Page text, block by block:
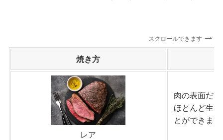
スクロールできます
焼き方
レア
肉の表面だ
ほとんど生
とができま